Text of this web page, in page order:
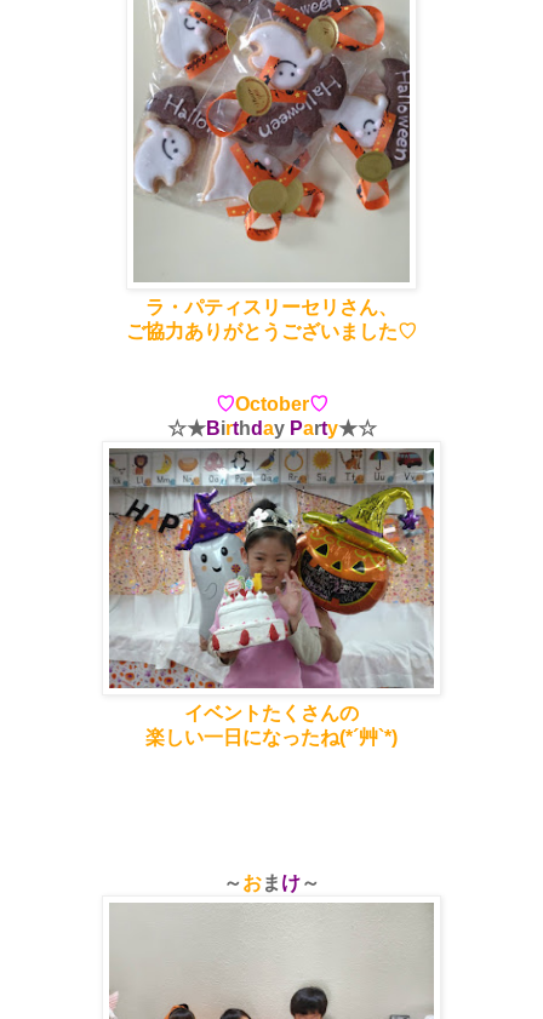
ラ・パティスリーセリさん、
ご協力ありがとうございました♡
♡October♡
☆★Birthday Party★☆
イベントたくさんの
楽しい一日になったね(*´艸`*)
～おま け～